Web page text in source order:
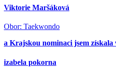
Viktorie Maršáková
Obor: Taekwondo
a Krajskou nominaci jsem získala
izabela pokorna